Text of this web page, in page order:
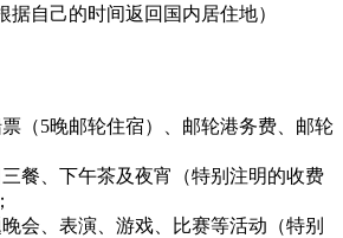
据自己的时间返回国内居住地）
（5晚邮轮住宿）、邮轮港务费、邮轮
餐、下午茶及夜宵（特别注明的收费
会、表演、游戏、比赛等活动（特别